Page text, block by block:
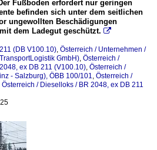
Fußboden erfordert nur geringen
befinden sich unter dem seitlichen
ungewollten Beschädigungen
dem Ladegut geschützt. 
(DB V100.10), Österreich / Unternehmen /
GmbH), Österreich /
ex DB 211 (V100.10), Österreich /
- Salzburg), ÖBB 100/101, Österreich /
Österreich / Dieselloks / BR 2048, ex DB 211